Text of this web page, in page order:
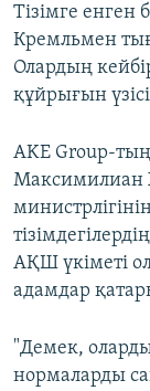
Тізімге енген
Кремльмен
Олардың
құйрығын
AKE Group-
Максимилиан
АҚШ үкіметі
адамдар
"Демек,
нормаларды